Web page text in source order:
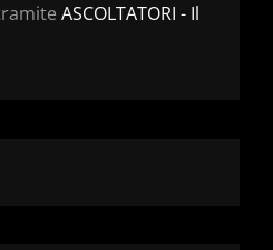
ASCOLTATORI - Il